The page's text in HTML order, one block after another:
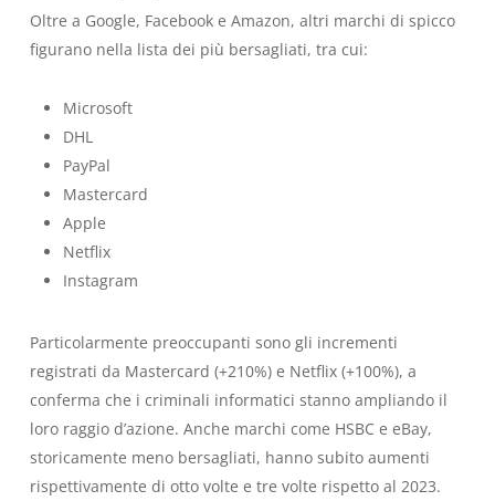
Oltre a Google, Facebook e Amazon, altri marchi di spicco
figurano nella lista dei più bersagliati, tra cui:
Microsoft
DHL
PayPal
Mastercard
Apple
Netflix
Instagram
Particolarmente preoccupanti sono gli incrementi
registrati da Mastercard (+210%) e Netflix (+100%), a
conferma che i criminali informatici stanno ampliando il
loro raggio d’azione. Anche marchi come HSBC e eBay,
storicamente meno bersagliati, hanno subito aumenti
rispettivamente di otto volte e tre volte rispetto al 2023.